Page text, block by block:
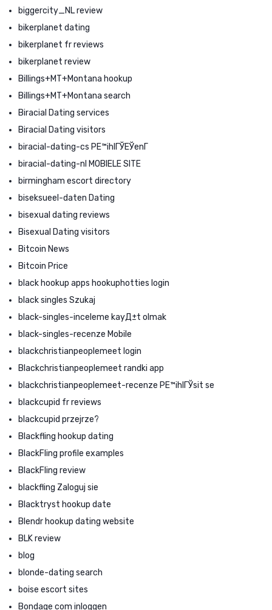
biggercity_NL review
bikerplanet dating
bikerplanet fr reviews
bikerplanet review
Billings+MT+Montana hookup
Billings+MT+Montana search
Biracial Dating services
Biracial Dating visitors
biracial-dating-cs PЕ™ihlГЎЕЎenГ­
biracial-dating-nl MOBIELE SITE
birmingham escort directory
biseksueel-daten Dating
bisexual dating reviews
Bisexual Dating visitors
Bitcoin News
Bitcoin Price
black hookup apps hookuphotties login
black singles Szukaj
black-singles-inceleme kayД±t olmak
black-singles-recenze Mobile
blackchristianpeoplemeet login
Blackchristianpeoplemeet randki app
blackchristianpeoplemeet-recenze PЕ™ihlГЎsit se
blackcupid fr reviews
blackcupid przejrze?
Blackfling hookup dating
BlackFling profile examples
BlackFling review
blackfling Zaloguj sie
Blacktryst hookup date
Blendr hookup dating website
BLK review
blog
blonde-dating search
boise escort sites
Bondage com inloggen